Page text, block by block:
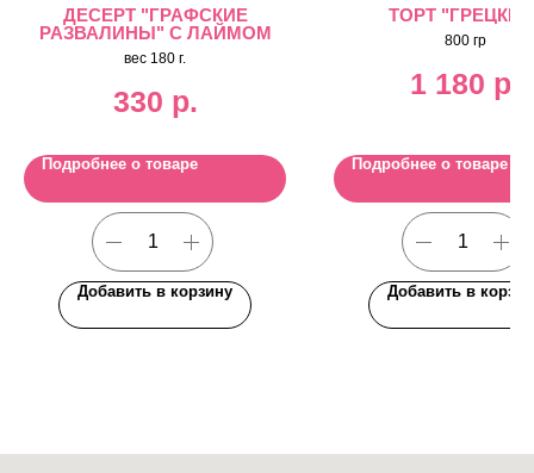
ДЕСЕРТ "ГРАФСКИЕ
РАЗВАЛИНЫ" С ЛАЙМОМ
вес 180 г.
330 р.
Подробнее о товаре
Добавить в корзину
ТОРТ
800 гр
1 180 р.
Подробнее о товаре
Добавить в